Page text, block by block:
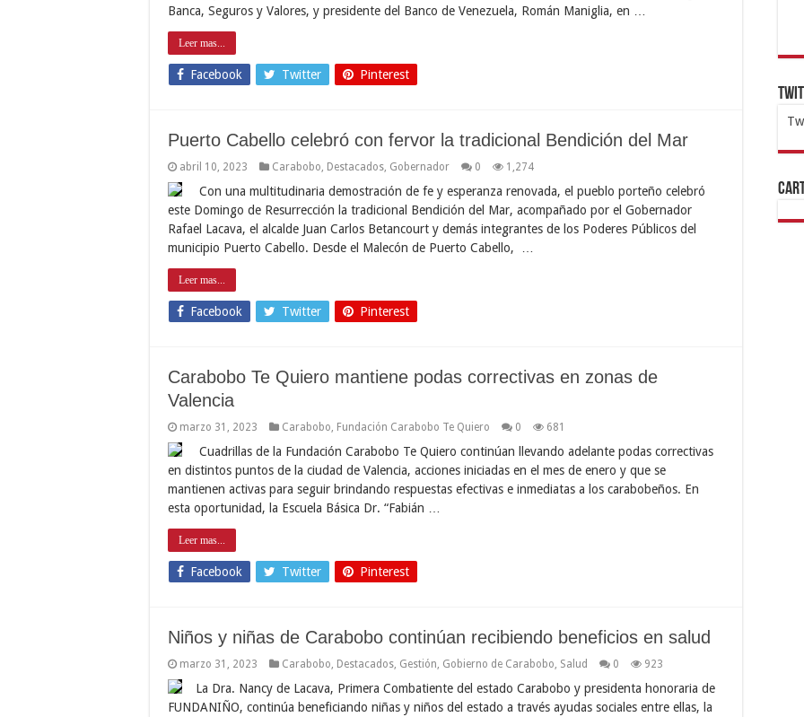
Banca, Seguros y Valores, y presidente del Banco de Venezuela, Román Maniglia, en …
Leer mas...
Facebook Twitter Pinterest
Puerto Cabello celebró con fervor la tradicional Bendición del Mar
abril 10, 2023 Carabobo Destacados Gobernador 0 1,274
Con una multitudinaria demostración de fe y esperanza renovada, el pueblo porteño celebró
este Domingo de Resurrección la tradicional Bendición del Mar, acompañado por el Gobernador
Rafael Lacava, el alcalde Juan Carlos Betancourt y demás integrantes de los Poderes Públicos del
municipio Puerto Cabello. Desde el Malecón de Puerto Cabello, …
Leer mas...
Facebook Twitter Pinterest
Carabobo Te Quiero mantiene podas correctivas en zonas de
Valencia
marzo 31, 2023 Carabobo Fundación Carabobo Te Quiero 0 681
Cuadrillas de la Fundación Carabobo Te Quiero continúan llevando adelante podas correctivas
en distintos puntos de la ciudad de Valencia, acciones iniciadas en el mes de enero y que se
mantienen activas para seguir brindando respuestas efectivas e inmediatas a los carabobeños. En
esta oportunidad, la Escuela Básica Dr. “Fabián …
Leer mas...
Facebook Twitter Pinterest
Niños y niñas de Carabobo continúan recibiendo beneficios en salud
marzo 31, 2023 Carabobo Destacados Gestión Gobierno de Carabobo Salud 0 923
La Dra. Nancy de Lacava, Primera Combatiente del estado Carabobo y presidenta honoraria de
FUNDANIÑO, continúa beneficiando niñas y niños del estado a través ayudas sociales entre ellas, la